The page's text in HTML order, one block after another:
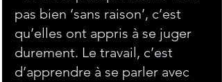
pas bien ‘sans raison’, c’est
qu’elles ont appris à se juger
durement. Le travail, c’est
d’apprendre à se parler avec